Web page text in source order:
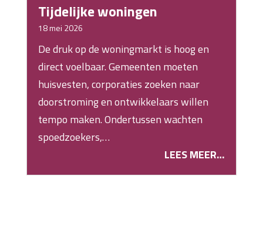
Tijdelijke woningen
18 mei 2026
De druk op de woningmarkt is hoog en
direct voelbaar. Gemeenten moeten
huisvesten, corporaties zoeken naar
doorstroming en ontwikkelaars willen
tempo maken. Ondertussen wachten
spoedzoekers,…
LEES MEER…